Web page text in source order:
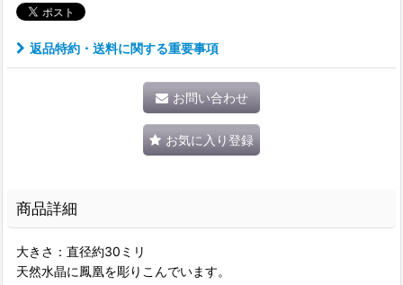
返品特約・送料に関する重要事項
お問い合わせ
お気に入り登録
商品詳細
大きさ：直径約30ミリ
天然水晶に鳳凰を彫りこんでいます。